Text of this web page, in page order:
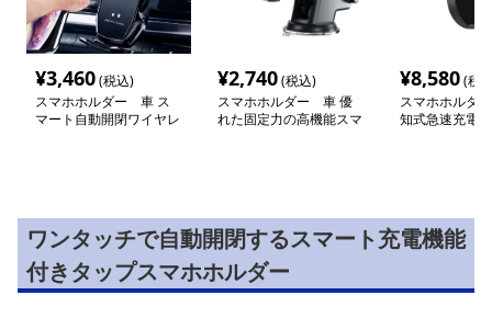
¥3,460(税込)
スマホホルダー 車 ス
マート自動開閉ワイヤレ
¥2,740(税込)
スマホホルダー 車 優
れた固定力の高機能スマ
¥8,580(税
スマホホルダ
知式急速充電
ワンタッチで自動開閉するスマート充電機能
付きタップスマホホルダー